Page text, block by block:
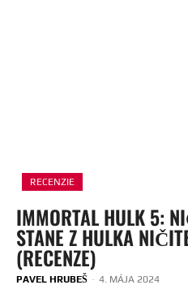
RECENZIE
IMMORTAL HULK 5:
STANE Z HULKA
(RECENZE)
PAVEL HRUBEŠ - 4. MÁJA 2024